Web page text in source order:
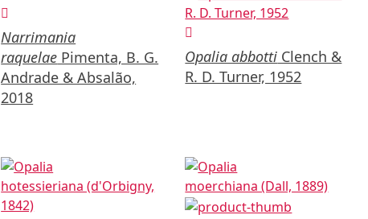
Narrimania
raquelae Pimenta, B. G.
Andrade & Absalão,
2018
Opalia abbotti Clench &
R. D. Turner, 1952